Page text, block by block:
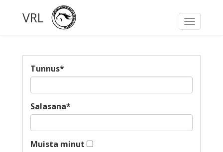
Toggle
VRL
Tunnus*
Salasana*
Muista minut